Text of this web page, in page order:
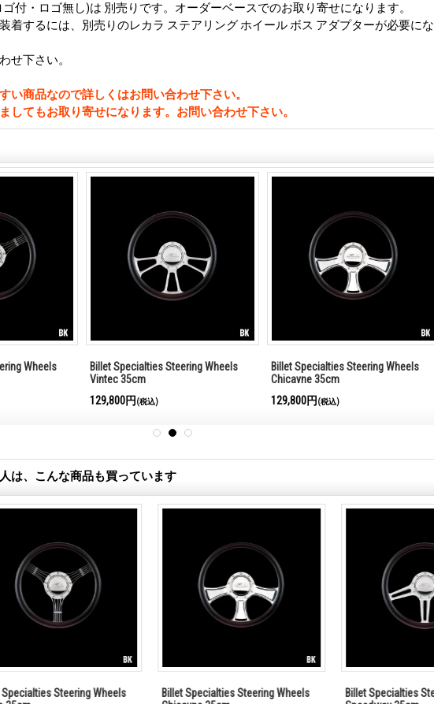
付・ロゴ無し)は 別売りです。オーダーベースでのお取り寄せになります。
着するには、別売りのレカラ ステアリング ホイール ボス アダプターが必要にな
せ下さい。
い商品なので詳しくはお問い合わせ下さい。
してもお取り寄せになります。お問い合わせ下さい。
Wheels
Billet Specialties Steering Wheels
Vintec 35cm
129,800円 (税込)
Billet Specialties Steering Wheels
Chicayne 35cm
129,800円 (税込)
は、こんな商品も買っています
Wheels
Billet Specialties Steering Wheels
Billet Specialties Steering Wheels